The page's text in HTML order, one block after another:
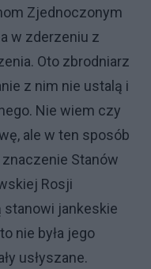
Zjednoczonym
w zderzeniu z
Oto zbrodniarz
z nim nie ustalą i
Nie wiem czy
ale w ten sposób
Stanów
Rosji
stanowi jankeskie
nie była jego
usłyszane.